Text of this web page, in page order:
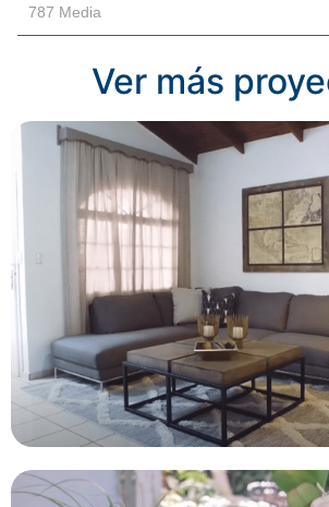
787 Media
Ver más